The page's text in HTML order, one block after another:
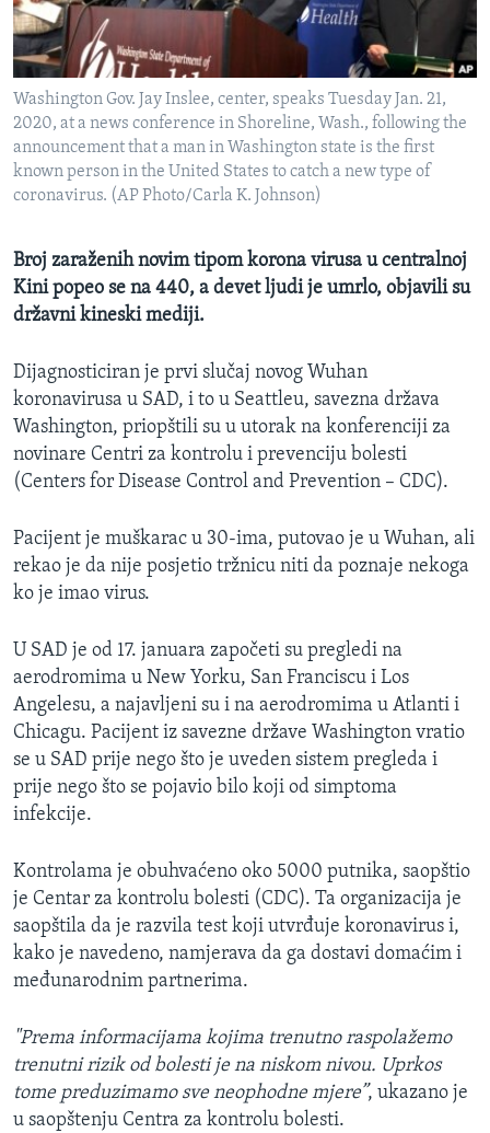
MAGAZIN
O GLASU AMERIKE
Learning English
PRATITE NAS
Jezici
Washington Gov. Jay Inslee, center, speaks Tuesday Jan. 21,
2020, at a news conference in Shoreline, Wash., following the
announcement that a man in Washington state is the first
known person in the United States to catch a new type of
coronavirus. (AP Photo/Carla K. Johnson)
Broj zaraženih novim tipom korona virusa u centralnoj
Kini popeo se na 440, a devet ljudi je umrlo, objavili su
državni kineski mediji.
Dijagnosticiran je prvi slučaj novog Wuhan
koronavirusa u SAD, i to u Seattleu, savezna država
Washington, priopštili su u utorak na konferenciji za
novinare Centri za kontrolu i prevenciju bolesti
(Centers for Disease Control and Prevention – CDC).
Pacijent je muškarac u 30-ima, putovao je u Wuhan, ali
rekao je da nije posjetio tržnicu niti da poznaje nekoga
ko je imao virus.
U SAD je od 17. januara započeti su pregledi na
aerodromima u New Yorku, San Franciscu i Los
Angelesu, a najavljeni su i na aerodromima u Atlanti i
Chicagu. Pacijent iz savezne države Washington vratio
se u SAD prije nego što je uveden sistem pregleda i
prije nego što se pojavio bilo koji od simptoma
infekcije.
Kontrolama je obuhvaćeno oko 5000 putnika, saopštio
je Centar za kontrolu bolesti (CDC). Ta organizacija je
saopštila da je razvila test koji utvrđuje koronavirus i,
kako je navedeno, namjerava da ga dostavi domaćim i
međunarodnim partnerima.
"Prema informacijama kojima trenutno raspolažemo
trenutni rizik od bolesti je na niskom nivou. Uprkos
tome preduzimamo sve neophodne mjere”, ukazano je
u saopštenju Centra za kontrolu bolesti.